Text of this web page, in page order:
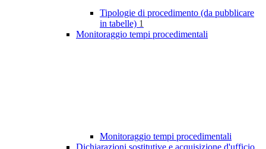
Tipologie di procedimento (da pubblicare
in tabelle) 1
Monitoraggio tempi procedimentali
Monitoraggio tempi procedimentali